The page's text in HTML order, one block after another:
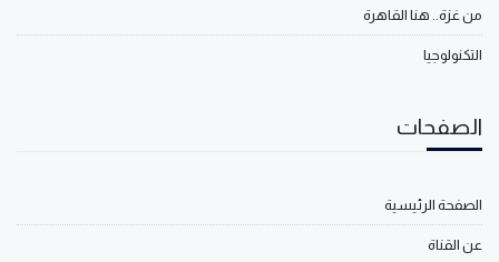
من غزة.. هنا القاهرة
التكنولوجيا
الصفحات
الصفحة الرئيسية
عن القناة